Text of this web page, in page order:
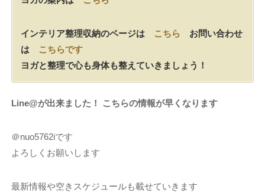
インテリア整理収納のページは こちら お問い合わせ
は こちらです
ヨガと整理で心も身体も整えていきましょう！
Line@が出来ました！ こちらの情報が早くなります
＠nuo5762iです
よろしくお願いします
最新情報や空きスケジュールも載せていきます